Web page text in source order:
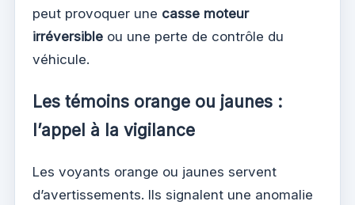
peut provoquer une casse moteur
irréversible ou une perte de contrôle du
véhicule.
Les témoins orange ou jaunes :
l’appel à la vigilance
Les voyants orange ou jaunes servent
d’avertissements. Ils signalent une anomalie